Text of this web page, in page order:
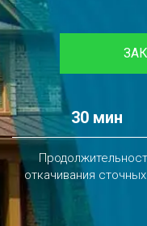
30 мин
откачивания